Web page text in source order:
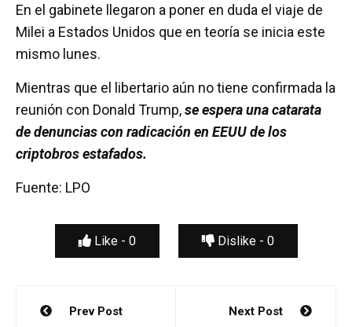
En el gabinete llegaron a poner en duda el viaje de
Milei a Estados Unidos que en teoría se inicia este
mismo lunes.
Mientras que el libertario aún no tiene confirmada la
reunión con Donald Trump,se espera una catarata
de denuncias con radicación en EEUU de los
criptobros estafados.
Fuente: LPO
Like - 0 Dislike - 0
Navegación
Prev Post Next Post